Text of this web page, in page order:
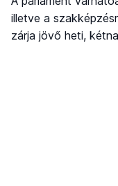
illetve a
zárja jövő heti,